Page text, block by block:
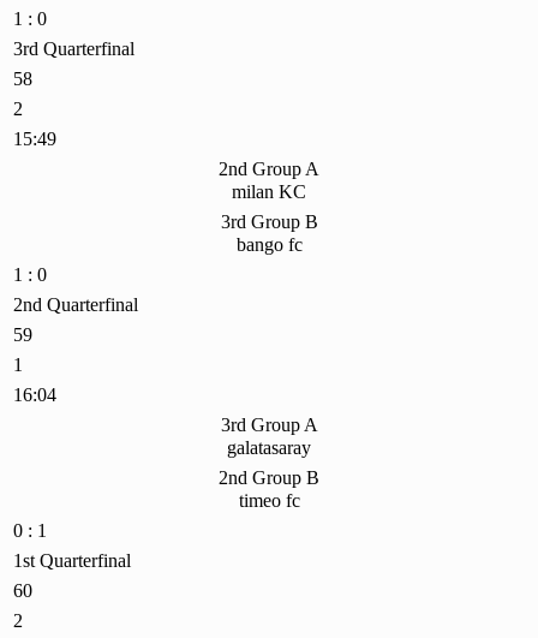
1 : 0
3rd Quarterfinal
58
2
15:49
2nd Group A
milan KC
3rd Group B
bango fc
1 : 0
2nd Quarterfinal
59
1
16:04
3rd Group A
galatasaray
2nd Group B
timeo fc
0 : 1
1st Quarterfinal
60
2